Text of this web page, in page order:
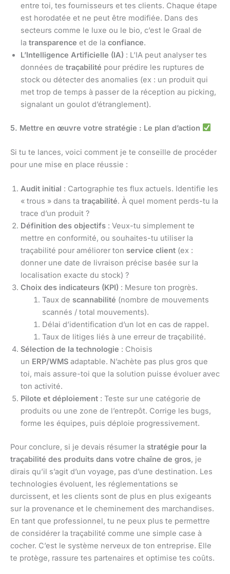
entre toi, tes fournisseurs et tes clients. Chaque étape
est horodatée et ne peut être modifiée. Dans des
secteurs comme le luxe ou le bio, c’est le Graal de
la transparence et de la confiance.
L’Intelligence Artificielle (IA) : L’IA peut analyser tes
données de traçabilité pour prédire les ruptures de
stock ou détecter des anomalies (ex : un produit qui
met trop de temps à passer de la réception au picking,
signalant un goulot d’étranglement).
5. Mettre en œuvre votre stratégie : Le plan d’action
Si tu te lances, voici comment je te conseille de procéder
pour une mise en place réussie :
Audit initial : Cartographie tes flux actuels. Identifie les
« trous » dans ta traçabilité. À quel moment perds-tu la
trace d’un produit ?
Définition des objectifs : Veux-tu simplement te
mettre en conformité, ou souhaites-tu utiliser la
traçabilité pour améliorer ton service client (ex :
donner une date de livraison précise basée sur la
localisation exacte du stock) ?
Choix des indicateurs (KPI) : Mesure ton progrès.
Taux de scannabilité (nombre de mouvements
scannés / total mouvements).
Délai d’identification d’un lot en cas de rappel.
Taux de litiges liés à une erreur de traçabilité.
Sélection de la technologie : Choisis
un ERP/WMS adaptable. N’achète pas plus gros que
toi, mais assure-toi que la solution puisse évoluer avec
ton activité.
Pilote et déploiement : Teste sur une catégorie de
produits ou une zone de l’entrepôt. Corrige les bugs,
forme les équipes, puis déploie progressivement.
Pour conclure, si je devais résumer la stratégie pour la
traçabilité des produits dans votre chaîne de gros, je
dirais qu’il s’agit d’un voyage, pas d’une destination. Les
technologies évoluent, les réglementations se
durcissent, et les clients sont de plus en plus exigeants
sur la provenance et le cheminement des marchandises.
En tant que professionnel, tu ne peux plus te permettre
de considérer la traçabilité comme une simple case à
cocher. C’est le système nerveux de ton entreprise. Elle
te protège, rassure tes partenaires et optimise tes coûts.